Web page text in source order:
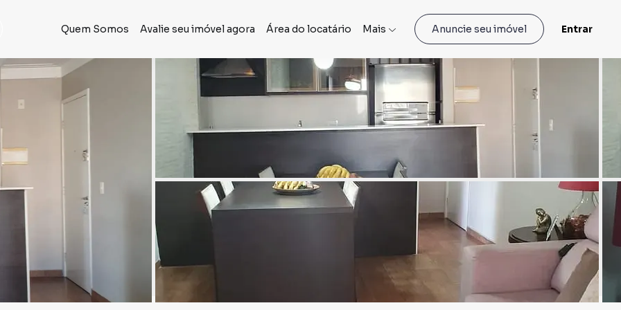
Quem Somos Avalie seu imóvel agora Área do locatário Mais Anuncie seu imóvel Entrar